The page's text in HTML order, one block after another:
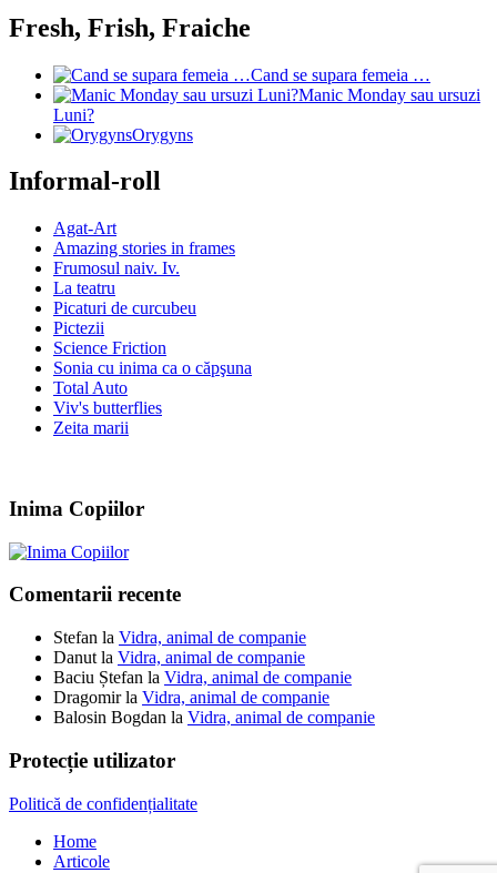
Fresh, Frish, Fraiche
Cand se supara femeia …
Manic Monday sau ursuzi
Luni?
Orygyns
Informal-roll
Agat-Art
Amazing stories in frames
Frumosul naiv. Iv.
La teatru
Picaturi de curcubeu
Pictezii
Science Friction
Sonia cu inima ca o căpşuna
Total Auto
Viv's butterflies
Zeita marii
Inima Copiilor
Comentarii recente
Stefan la Vidra, animal de companie
Danut la Vidra, animal de companie
Baciu Ștefan la Vidra, animal de companie
Dragomirla Vidra, animal de companie
Balosin Bogdan la Vidra, animal de companie
Protecție utilizator
Politică de confidențialitate
Home
Articole